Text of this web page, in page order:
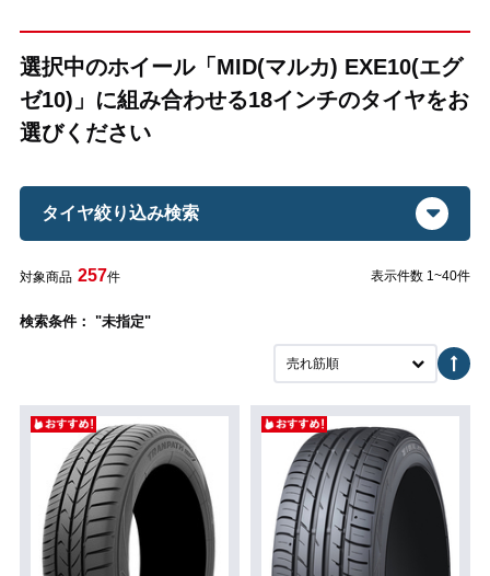
選択中のホイール「MID(マルカ) EXE10(エグ
ゼ10)」に組み合わせる18インチのタイヤをお
選びください
タイヤ絞り込み検索
対象商品 257件 表示件数 1~40件
検索条件： "未指定"
売れ筋順